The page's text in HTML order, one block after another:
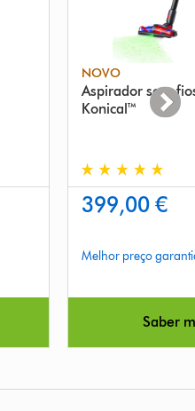
NOVO
Aspirador sem
Konical™
399,00 €
Melhor preço
Saber